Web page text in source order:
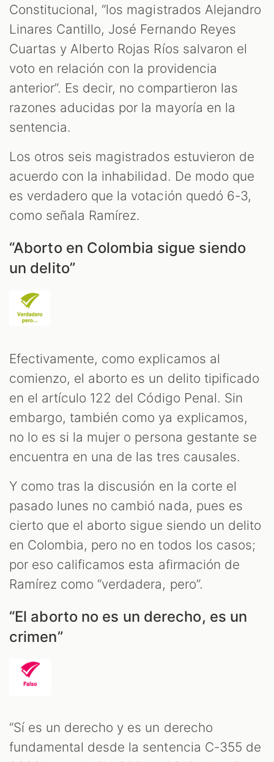
Constitucional, “los magistrados Alejandro
Linares Cantillo, José Fernando Reyes
Cuartas y Alberto Rojas Ríos salvaron el
voto en relación con la providencia
anterior”. Es decir, no compartieron las
razones aducidas por la mayoría en la
sentencia.
Los otros seis magistrados estuvieron de
acuerdo con la inhabilidad. De modo que
es verdadero que la votación quedó 6-3,
como señala Ramírez.
“Aborto en Colombia sigue siendo
un delito”
Efectivamente, como explicamos al
comienzo, el aborto es un delito tipificado
en el artículo 122 del Código Penal. Sin
embargo, también como ya explicamos,
no lo es si la mujer o persona gestante se
encuentra en una de las tres causales.
Y como tras la discusión en la corte el
pasado lunes no cambió nada, pues es
cierto que el aborto sigue siendo un delito
en Colombia, pero no en todos los casos;
por eso calificamos esta afirmación de
Ramírez como “verdadera, pero”.
“El aborto no es un derecho, es un
crimen”
“Sí es un derecho y es un derecho
fundamental desde la sentencia C-355 de